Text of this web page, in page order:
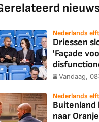
Nederlands
Driessen
'Façade
Vandaag,
Nederlands
Buitenland
naar